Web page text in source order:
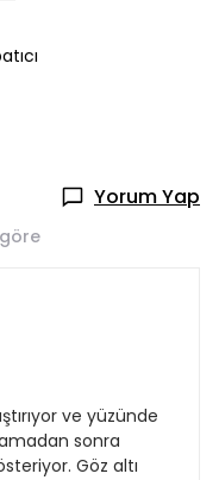
Yorum Yap
ve yüzünde
sonra
Göz altı